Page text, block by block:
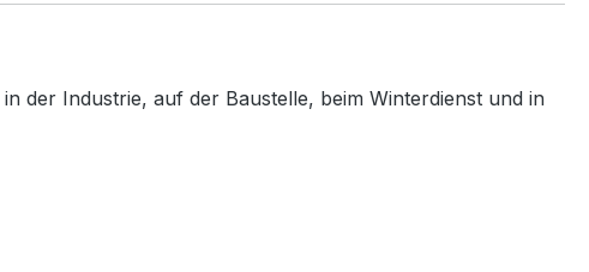
der Industrie, auf der Baustelle, beim Winterdienst und in